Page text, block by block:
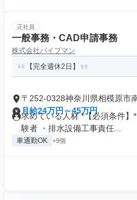
正社員
一般事務・CAD申請事務
株式会社パイプマン
【完全週休2日】
〒252-0328神奈川県相模原市
月給24万円～45万円
求めている人材 *【必須条件
験者 ・排水設備工事責任...
車通勤OK +9個